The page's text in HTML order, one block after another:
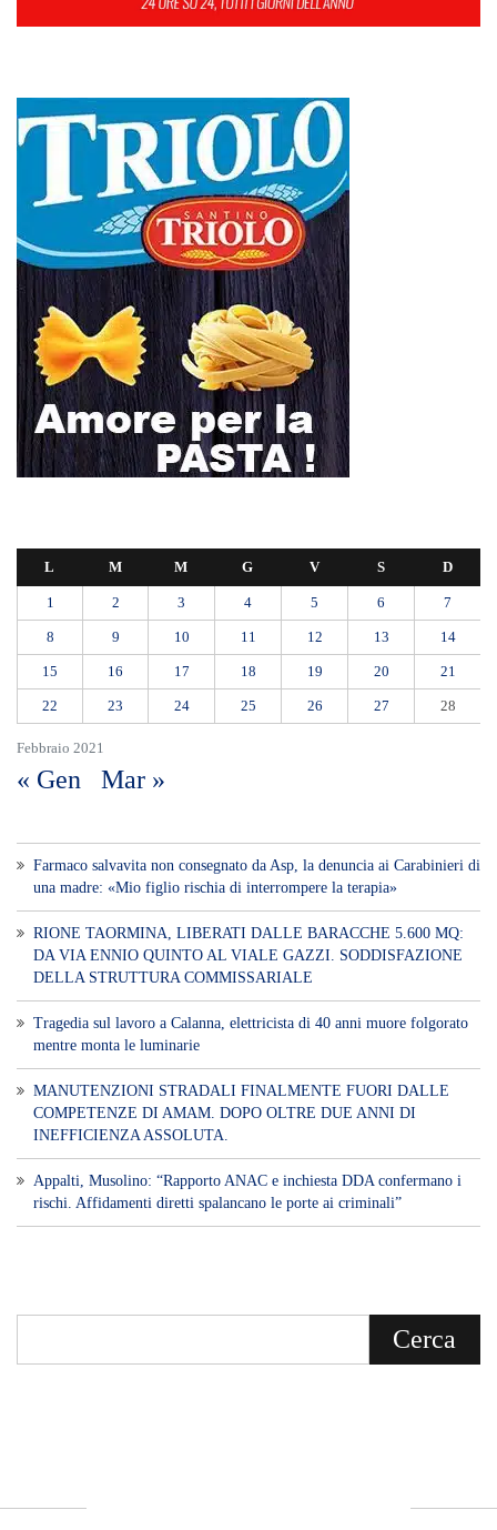
Febbraio 2021
L M M G V S D
1 2 3 4 5 6 7
8 9 10 11 12 13 14
15 16 17 18 19 20 21
22 23 24 25 26 27 28
« Gen Mar »
Farmaco salvavita non consegnato da Asp, la denuncia ai Carabinieri di
una madre: «Mio figlio rischia di interrompere la terapia»
RIONE TAORMINA, LIBERATI DALLE BARACCHE 5.600 MQ:
DA VIA ENNIO QUINTO AL VIALE GAZZI. SODDISFAZIONE
DELLA STRUTTURA COMMISSARIALE
Tragedia sul lavoro a Calanna, elettricista di 40 anni muore folgorato
mentre monta le luminarie
MANUTENZIONI STRADALI FINALMENTE FUORI DALLE
COMPETENZE DI AMAM. DOPO OLTRE DUE ANNI DI
INEFFICIENZA ASSOLUTA.
​Appalti, Musolino: “Rapporto ANAC e inchiesta DDA confermano i
rischi. Affidamenti diretti spalancano le porte ai criminali”